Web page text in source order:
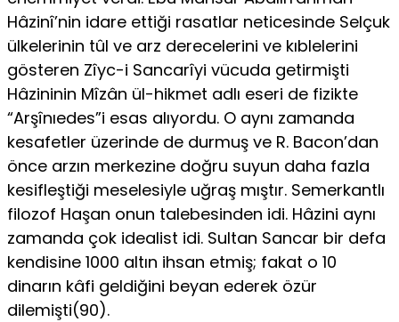
Hâzinî’nin idare ettiği rasatlar neticesinde Selçuk
ülkelerinin tûl ve arz derecelerini ve kıblelerini
gösteren Zîyc-i Sancarîyi vücuda getirmişti
Hâzininin Mîzân ül-hikmet adlı eseri de fizikte
“Arşînıedes”i esas alıyordu. O aynı zamanda
kesafetler üzerinde de durmuş ve R. Bacon’dan
önce arzın merkezine doğru suyun daha fazla
kesifleştiği meselesiyle uğraş­ mıştır. Semerkantlı
filozof Haşan onun talebesinden idi. Hâzini aynı
zamanda çok idealist idi. Sultan Sancar bir defa
kendisine 1000 altın ihsan etmiş; fakat o 10
dinarın kâfi geldiğini beyan ederek özür
dilemişti(90).